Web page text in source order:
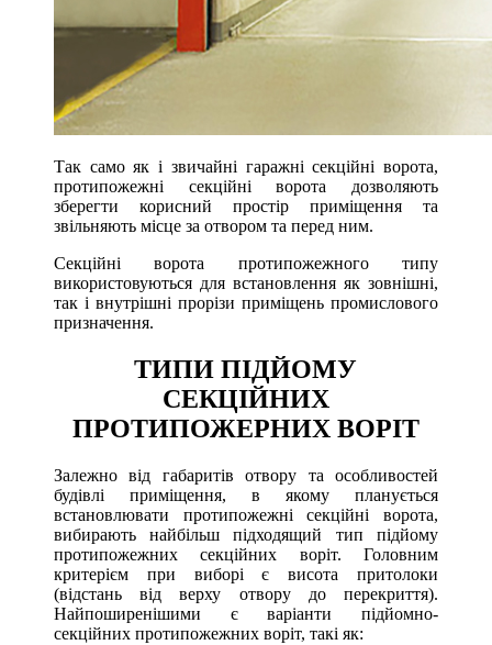
Так само як і звичайні гаражні секційні ворота,
протипожежні секційні ворота дозволяють
зберегти корисний простір приміщення та
звільняють місце за отвором та перед ним.
Секційні ворота протипожежного типу
використовуються для встановлення як зовнішні,
так і внутрішні прорізи приміщень промислового
призначення.
ТИПИ ПІДЙОМУ
СЕКЦІЙНИХ
ПРОТИПОЖЕРНИХ ВОРІТ
Залежно від габаритів отвору та особливостей
будівлі приміщення, в якому планується
встановлювати протипожежні секційні ворота,
вибирають найбільш підходящий тип підйому
протипожежних секційних воріт. Головним
критерієм при виборі є висота притолоки
(відстань від верху отвору до перекриття).
Найпоширенішими є варіанти підйомно-
секційних протипожежних воріт, такі як: